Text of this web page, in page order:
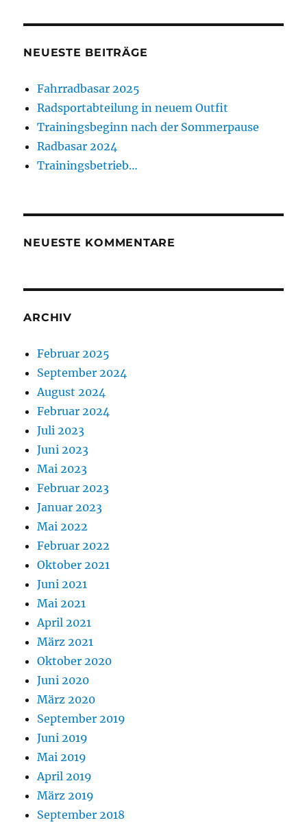
NEUESTE BEITRÄGE
Fahrradbasar 2025
Radsportabteilung in neuem Outfit
Trainingsbeginn nach der Sommerpause
Radbasar 2024
Trainingsbetrieb…
NEUESTE KOMMENTARE
ARCHIV
Februar 2025
September 2024
August 2024
Februar 2024
Juli 2023
Juni 2023
Mai 2023
Februar 2023
Januar 2023
Mai 2022
Februar 2022
Oktober 2021
Juni 2021
Mai 2021
April 2021
März 2021
Oktober 2020
Juni 2020
März 2020
September 2019
Juni 2019
Mai 2019
April 2019
März 2019
September 2018